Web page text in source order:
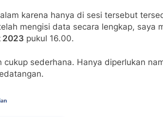
karena hanya di sesi tersebut
mengisi data secara lengkap, saya
2023 pukul 16.00.
cukup sederhana. Hanya diperlukan